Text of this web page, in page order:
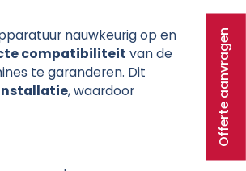
nauwkeurig op en
compatibiliteit van de
te garanderen. Dit
, waardoor
Offerte aanvragen